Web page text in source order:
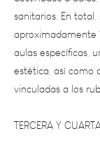
aulas
estética, así
vinculadas a los
TERCERA Y
Mientras tanto, se